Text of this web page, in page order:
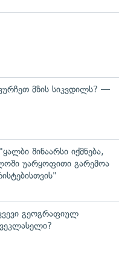
მზის სიკვდილს? —
შინაარსი იქმნება,
უარყოფითი გარემოა
გეოგრაფიულ